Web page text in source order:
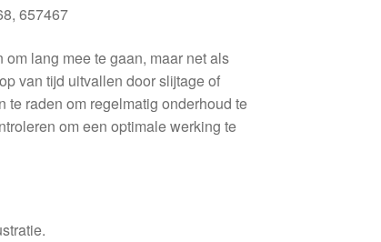
657467
lang mee te gaan, maar net als
van tijd uitvallen door slijtage of
te raden om regelmatig onderhoud te
om een optimale werking te